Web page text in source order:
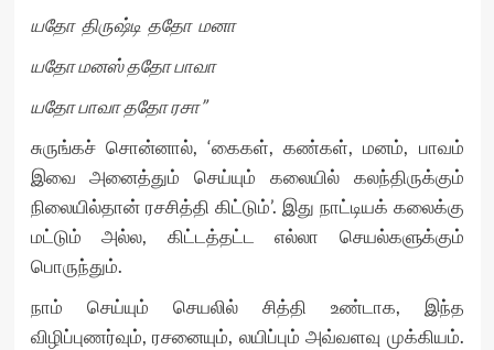
யதோ திருஷ்டி ததோ மனா
யதோ மனஸ் ததோ பாவா
யதோ பாவா ததோ ரசா”
சுருங்கச் சொன்னால், ‘கைகள், கண்கள், மனம், பாவம்
இவை அனைத்தும் செய்யும் கலையில் கலந்திருக்கும்
நிலையில்தான் ரசசித்தி கிட்டும்’. இது நாட்டியக் கலைக்கு
மட்டும் அல்ல, கிட்டத்தட்ட எல்லா செயல்களுக்கும்
பொருந்தும்.
நாம் செய்யும் செயலில் சித்தி உண்டாக, இந்த
விழிப்புணர்வும், ரசனையும், லயிப்பும் அவ்வளவு முக்கியம்.